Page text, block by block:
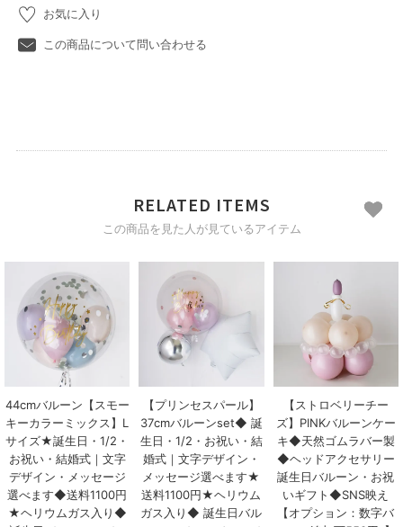
お気に入り
この商品について問い合わせる
RELATED ITEMS
この商品を見た人が見ているアイテム
44cmバルーン【スモー
キーカラーミックス】L
サイズ★誕生日・1/2・
お祝い・結婚式｜文字
デザイン・メッセージ
選べます◆送料1100円
★ヘリウムガス入り◆
【プリンセスパール】
37cmバルーンset◆ 誕
生日・1/2・お祝い・結
婚式｜文字デザイン・
メッセージ選べます★
送料1100円★ヘリウム
ガス入り◆ 誕生日バル
【ストロベリーチー
ズ】PINKバルーンケー
キ◆天然ゴムラバー製
◆ヘッドアクセサリー
誕生日バルーン・お祝
いギフト◆SNS映え
【オプション：数字バ